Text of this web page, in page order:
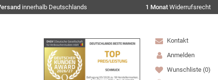
innerhalb Deutschlands 1 Monat Widerrufsrecht
Kontakt
Anmelden
Wunschliste (0)